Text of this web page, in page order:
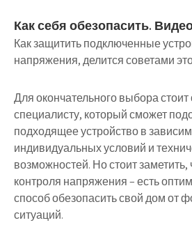
Как себя обезопасить.
Как защитить подключенные
напряжения, делится советами
Для окончательного выбора стоит
специалисту, который сможет
подходящее устройство в
индивидуальных условий и
возможностей. Но стоит заметить,
контроля напряжения – есть
способ обезопасить свой дом от
ситуаций.